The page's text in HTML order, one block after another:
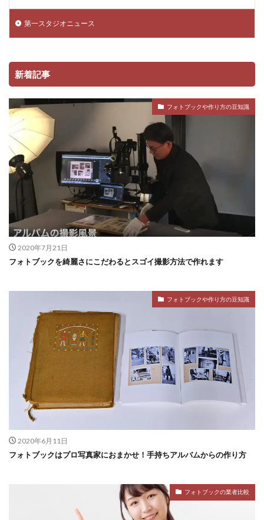
第一スタジオニュース
新着記事
フォトブックや作り方の豆知識
2020年7月21日
フォトブックを綺麗さにこだわるとスゴイ撮影方法で作れます
フォトブックや作り方の豆知識
2020年6月11日
フォトブックはプロ写真家におまかせ！手持ちアルバムからの作り方
フォトブックの業者比較